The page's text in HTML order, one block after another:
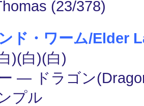
(23/378)
ド・ワーム/Elder
)(白)(白)
― ドラゴン
プル